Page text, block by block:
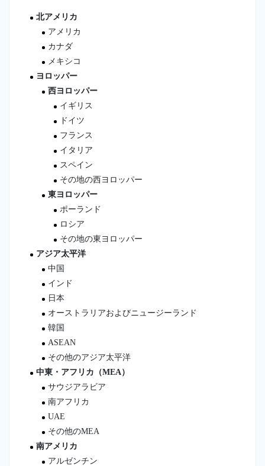
北アメリカ
アメリカ
カナダ
メキシコ
ヨロッパー
西ヨロッパー
イギリス
ドイツ
フランス
イタリア
スペイン
その地の西ヨロッパー
東ヨロッパー
ポーランド
ロシア
その地の東ヨロッパー
アジア太平洋
中国
インド
日本
オーストラリアおよびニュージーランド
韓国
ASEAN
その他のアジア太平洋
中東・アフリカ（MEA）
サウジアラビア
南アフリカ
UAE
その他のMEA
南アメリカ
アルゼンチン